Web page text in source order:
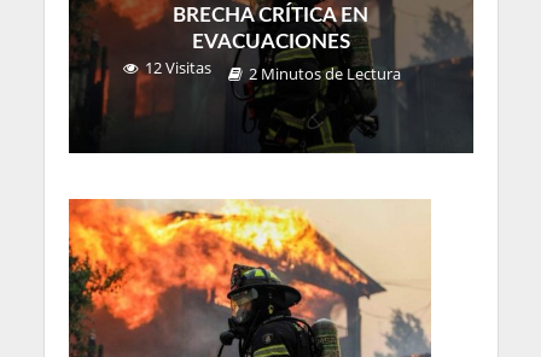
BRECHA CRÍTICA EN
EVACUACIONES
12 Visitas
2 Minutos de Lectura